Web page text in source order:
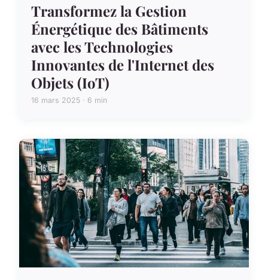
Transformez la Gestion
Énergétique des Bâtiments
avec les Technologies
Innovantes de l'Internet des
Objets (IoT)
16 mars 2025 · 6 min